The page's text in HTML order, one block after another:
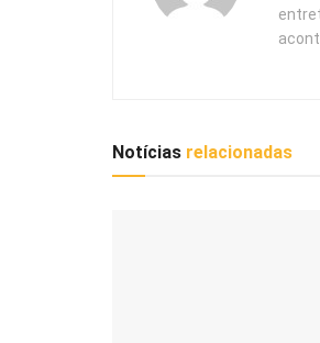
Notícias relacionadas